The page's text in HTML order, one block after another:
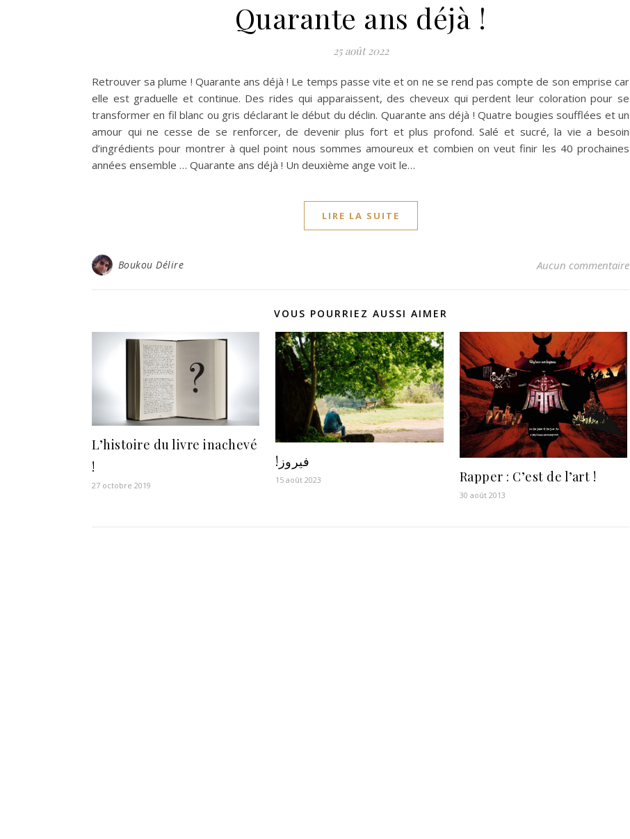
Quarante ans déjà !
25 août 2022
Retrouver sa plume ! Quarante ans déjà ! Le temps passe vite et on ne se rend pas compte de son emprise car
elle est graduelle et continue. Des rides qui apparaissent, des cheveux qui perdent leur coloration pour se
transformer en fil blanc ou gris déclarant le début du déclin. Quarante ans déjà ! Quatre bougies soufflées et un
amour qui ne cesse de se renforcer, de devenir plus fort et plus profond. Salé et sucré, la vie a besoin
d’ingrédients pour montrer à quel point nous sommes amoureux et combien on veut finir les 40 prochaines
années ensemble … Quarante ans déjà ! Un deuxième ange voit le…
LIRE LA SUITE
Boukou Délire Aucun commentaire
VOUS POURRIEZ AUSSI AIMER
L’histoire du livre inachevé
!
27 octobre 2019
!فیروز
15 août 2023 Rapper : C’est de l’art !
30 août 2013